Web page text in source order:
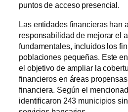
puntos de acceso presencial.
Las entidades financieras han
responsabilidad de mejorar el
fundamentales, incluidos los
poblaciones pequeñas. Este
el objetivo de ampliar la
financieros en áreas
financiera. Según el
identificaron 243 municipios